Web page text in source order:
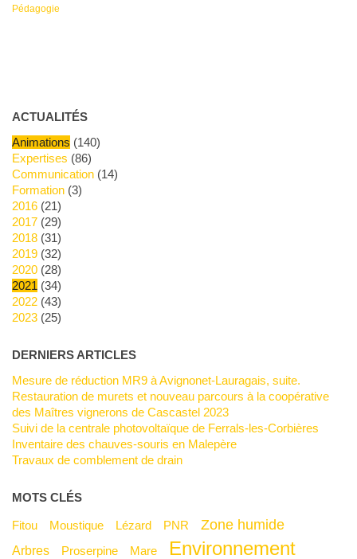
Pédagogie
ACTUALITÉS
Animations (140)
Expertises (86)
Communication(14)
Formation(3)
2016(21)
2017(29)
2018(31)
2019(32)
2020(28)
2021 (34)
2022(43)
2023(25)
DERNIERS ARTICLES
Mesure de réduction MR9 à Avignonet-Lauragais, suite.
Restauration de murets et nouveau parcours à la coopérative
des Maîtres vignerons de Cascastel 2023
Suivi de la centrale photovoltaïque de Ferrals-les-Corbières
Inventaire des chauves-souris en Malepère
Travaux de comblement de drain
MOTS CLÉS
Fitou Moustique Lézard PNR Zone humide
Arbres Proserpine mare Environnement